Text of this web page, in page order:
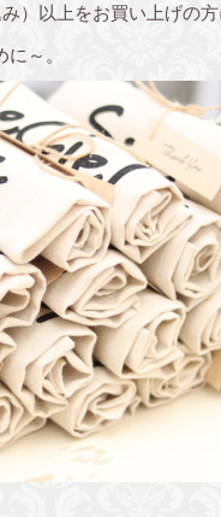
）以上をお買い上げの
～。